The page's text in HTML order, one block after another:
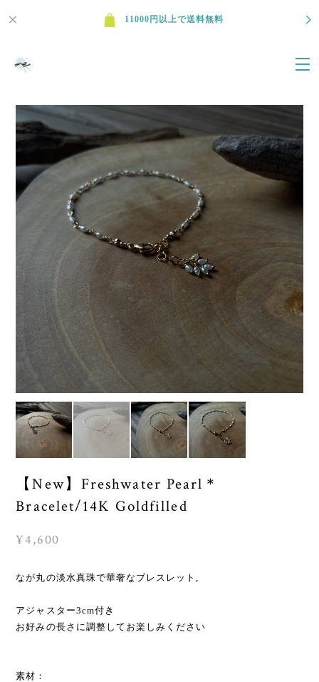
11000円以上で送料無料
【New】Freshwater Pearl＊
Bracelet/14K Goldfilled
¥4,600
なが丸の淡水真珠で華奢なブレスレット,
アジャスター3cm付き
お好みの長さに調整してお楽しみください
素材：